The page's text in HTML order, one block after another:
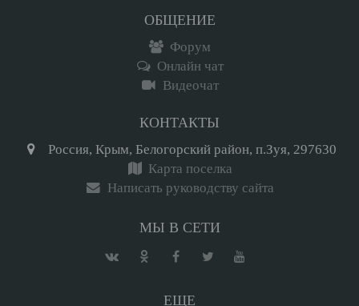
ОБЩЕНИЕ
Форум
Онлайн чат
Видеочат
КОНТАКТЫ
Россия, Крым, Белогорский район, п.Зуя, 297630
Карта поселка
Написать руководству сайта
МЫ В СЕТИ
ЕЩЕ